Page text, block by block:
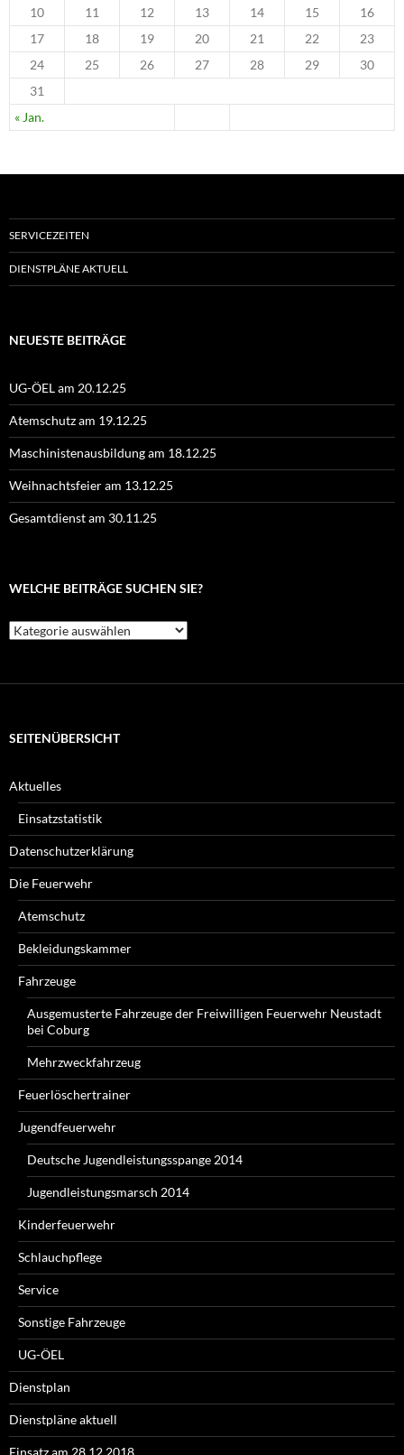
« Jan.
10
11 12 13 14 15
16
17
18 19 20 21 22
23
24
25 26 27 28 29
30
31
SERVICEZEITEN
DIENSTPLÄNE AKTUELL
NEUESTE BEITRÄGE
UG-ÖEL am 20.12.25
Atemschutz am 19.12.25
Maschinistenausbildung am 18.12.25
Weihnachtsfeier am 13.12.25
Gesamtdienst am 30.11.25
WELCHE BEITRÄGE SUCHEN SIE?
Welche
Beiträge
SEITENÜBERSICHT
Aktuelles
Einsatzstatistik
Datenschutzerklärung
Die Feuerwehr
Atemschutz
Bekleidungskammer
Fahrzeuge
Ausgemusterte Fahrzeuge der Freiwilligen Feuerwehr Neustadt
bei Coburg
Mehrzweckfahrzeug
Feuerlöschertrainer
Jugendfeuerwehr
Deutsche Jugendleistungsspange 2014
Jugendleistungsmarsch 2014
Kinderfeuerwehr
Schlauchpflege
Service
Sonstige Fahrzeuge
UG-ÖEL
Dienstplan
Dienstpläne aktuell